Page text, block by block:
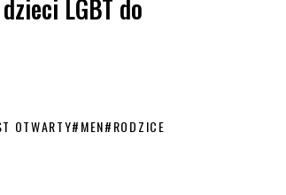
LGBT do
OTWARTY#MEN#RODZICE